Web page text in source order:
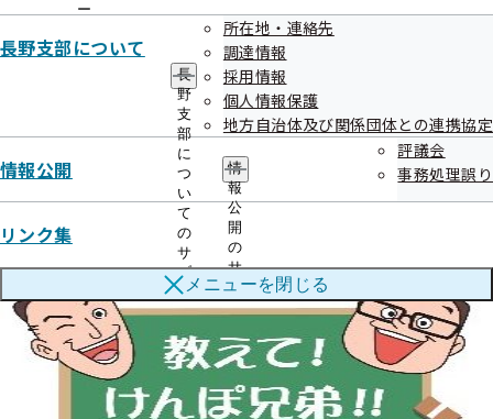
ー
長野支部について
長
野
支
部
に
つ
い
て
の
サ
ブ
メ
ニ
ュ
ー
所在地・連絡先
調達情報
採用情報
個人情報保護
地方自治体及び関係団体との連携協定
情報公開
情
報
公
開
の
サ
ブ
メ
ュ
ー
評議会
事務処理誤り
リンク集
メニューを閉じる
令和07年05月14日
協会けんぽ長野支部では、皆さまに知っていただきたい情報
や健康保険の制度等について、わかりやすくお伝えするため
にマンガ「教えて！けんぽ兄弟！！」を作成しました。ぜひ
ご覧ください。